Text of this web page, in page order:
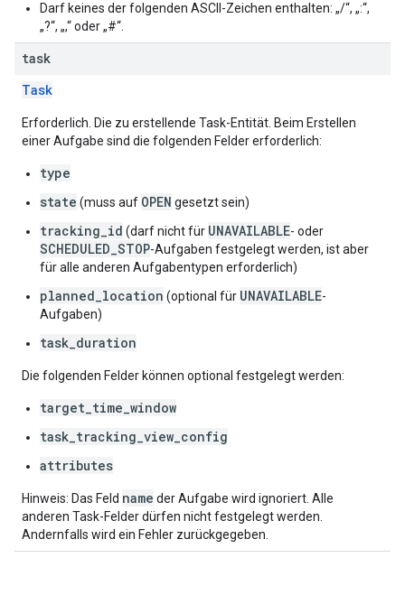
Darf keines der folgenden ASCII-Zeichen enthalten: „/“, „:“,
„?“, „,“ oder „#“.
task
Task
Erforderlich. Die zu erstellende Task-Entität. Beim Erstellen
einer Aufgabe sind die folgenden Felder erforderlich:
type
state (muss auf OPEN gesetzt sein)
tracking_id (darf nicht für UNAVAILABLE- oder
SCHEDULED_STOP-Aufgaben festgelegt werden, ist aber
für alle anderen Aufgabentypen erforderlich)
planned_location (optional für UNAVAILABLE-
Aufgaben)
task_duration
Die folgenden Felder können optional festgelegt werden:
target_time_window
task_tracking_view_config
attributes
Hinweis: Das Feld name der Aufgabe wird ignoriert. Alle
anderen Task-Felder dürfen nicht festgelegt werden.
Andernfalls wird ein Fehler zurückgegeben.